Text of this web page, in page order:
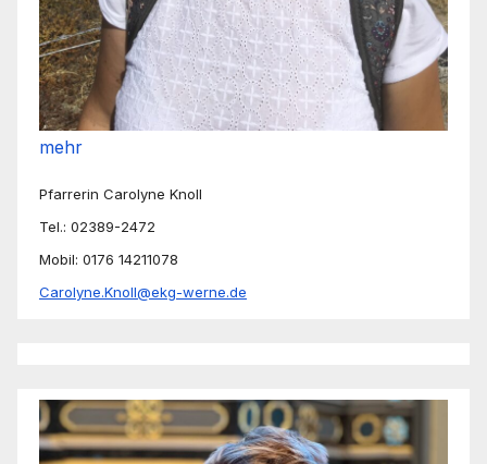
mehr
Pfarrerin Carolyne Knoll
Tel.: 02389-2472
Mobil: 0176 14211078
Carolyne.Knoll@ekg-werne.de